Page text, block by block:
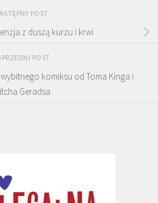
POST
z duszą kurzu i krwi
POST
komiksu od Toma Kinga i
Geradsa